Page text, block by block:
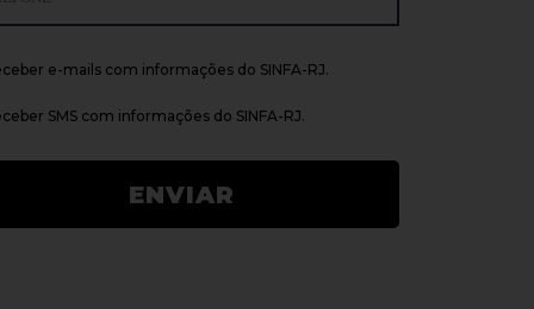
e-mails com informações do SINFA-RJ.
SMS com informações do SINFA-RJ.